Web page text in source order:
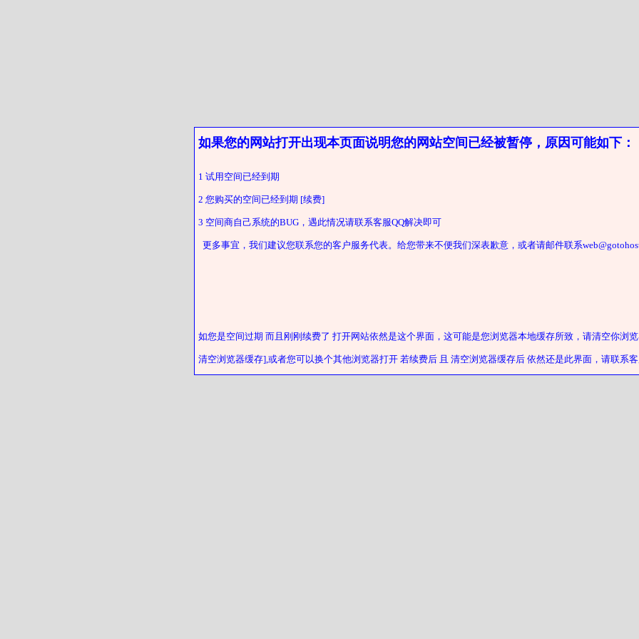
如果您的网站打开出现本页面说明您的网站空间已经被暂停，原因可能如下：
1 试用空间已经到期
2 您购买的空间已经到期 [续费]
3 空间商自己系统的BUG，遇此情况请联系客服QQ解决即可
更多事宜，我们建议您联系您的客户服务代表。给您带来不便我们深表歉意，或者请邮件联系
如您是空间过期 而且刚刚续费了 打开网站依然是这个界面，这可能是您浏览器本地缓存所致，请清空你浏
清空浏览器缓存],或者您可以换个其他浏览器打开 若续费后 且 清空浏览器缓存后 依然还是此界面，请联系